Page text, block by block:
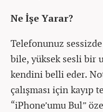
Ne İşe Yarar?
Telefonunuz
bile, yüksek sesli bir
kendini belli eder.
çalışması için kayıp
“iPhone’umu Bul”